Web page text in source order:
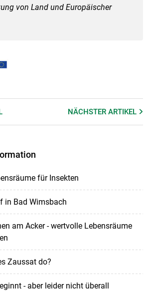
von Land und Europäischer
NÄCHSTERARTIKEL
für Insekten
in Bad Wimsbach
am Acker - wertvolle Lebensräume
Zaussat do?
- aber leider nicht überall